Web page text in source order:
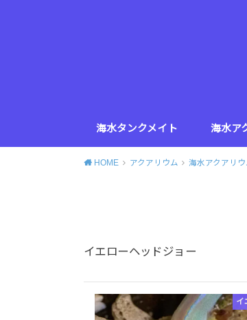
海水タンクメイト 海水ア
HOME アクアリウム 海水アクアリウ
イエローヘッドジョー
イ